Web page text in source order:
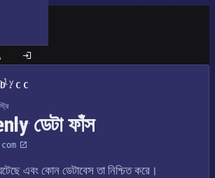
ডেটা ফাঁস
এবং কোন ডেটাবেস তা নিশ্চিত করে।